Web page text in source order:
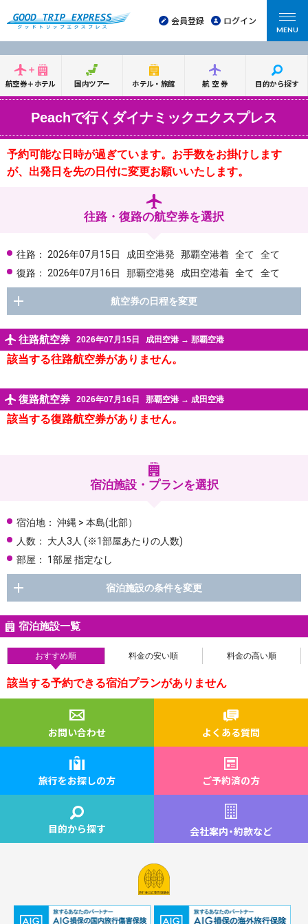
会員登録 ログイン
MENU
航空券＋ホテル 国内ツアー ホテル・旅館 航空券 目的から探す
Peachで行くダイナミックエクスプレス
予約可能な日時が過ぎています。お手数をお掛けします
が、出発日を先の日付に変更お願いいたします。
往路・復路の航空券を選択
往路： 2026年07月15日 成田空港発 那覇空港着 全て
全て
復路： 2026年07月16日 那覇空港発 成田空港着 全て 全て
航空券の日程を変更
往路航空券 2026年07月15日 成田空港 → 那覇空港
該当する往路航空券がありません。
復路航空券 2026年07月16日 那覇空港 → 成田空港
該当する復路航空券がありません。
宿泊施設・プランを選択
宿泊地： 沖縄 > 本島(北部）
人数：
大人3人 (※1部屋あたりの人数)
部屋：
1部屋 指定なし
宿泊施設の条件を変更
宿泊施設一覧
おすすめ順 料金の安い順 料金の高い順
該当する予約できる宿泊プランがありません
お問い合わせ よくある質問
旅行をお探しの方 ご予約済の方
目的から探す 会社案内・約款など